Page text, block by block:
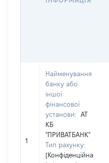
1
Найменування
банку або
іншої
фінансової
установи:
АТ
КБ
"ПРИВАТБАНК"
Тип рахунку:
[Конфіденційна